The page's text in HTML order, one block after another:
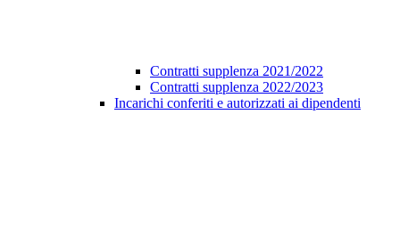
Contratti supplenza 2021/2022
Contratti supplenza 2022/2023
Incarichi conferiti e autorizzati ai dipendenti